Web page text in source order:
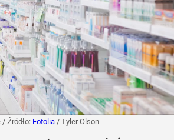
/ Źródło: Fotolia / Tyler Olson